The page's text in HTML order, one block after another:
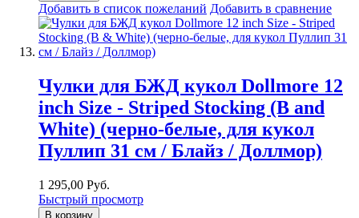
Добавить в список пожеланий Добавить в сравнение
Чулки для БЖД кукол Dollmore 12
inch Size - Striped Stocking (B and
White) (черно-белые, для кукол
Пуллип 31 см / Блайз / Доллмор)
1 295,00 Руб.
Быстрый просмотр
В корзину